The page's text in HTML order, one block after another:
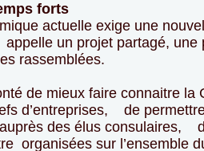
forts
actuelle exige une
un projet partagé, une
rassemblées.
de mieux faire connaitre la
d’entreprises, de
des élus consulaires,
organisées sur l’ensemble